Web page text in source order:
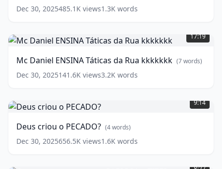
(6
Dec 30, 2025485.1K views1.3K words
Daniel
ENSINA
da
Rua
17:19
Mc Daniel ENSINA Táticas da Rua kkkkkkk (7words)
Dec 30, 2025141.6K views3.2K words
criou
o
(4
words)
9:14
Deus criou o PECADO? (4words)
Dec 30, 2025656.5K views1.6K words
que